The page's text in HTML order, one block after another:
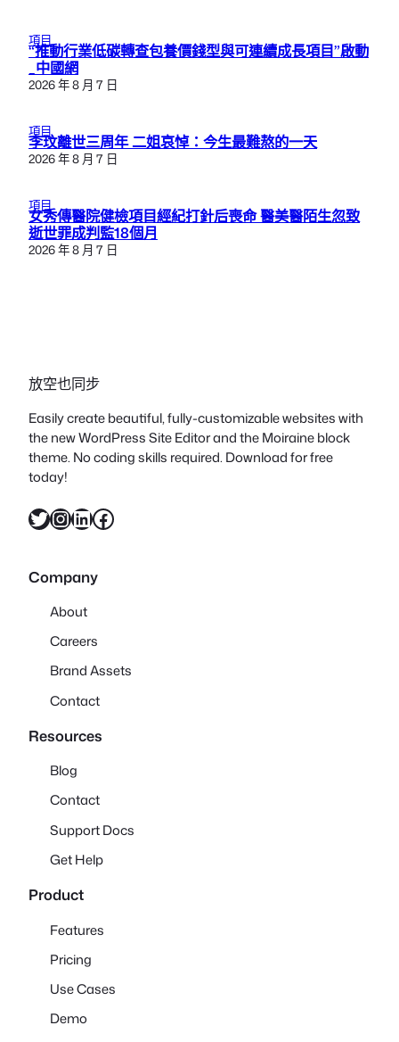
項目
“推動行業低碳轉查包養價錢型與可連續成長項目”啟動
_中國網
2026 年 8 月 7 日
項目
李玟離世三周年 二姐哀悼：今生最難熬的一天
2026 年 8 月 7 日
項目
女秀傳醫院健檢項目經紀打針后喪命 醫美醫陌生忽致
逝世罪成判監18個月
2026 年 8 月 7 日
放空也同步
Easily create beautiful, fully-customizable websites with
the new WordPress Site Editor and the Moiraine block
theme. No coding skills required. Download for free
today!
X InstagramLinkedIn Facebook
Company
About
Careers
Brand Assets
Contact
Resources
Blog
Contact
Support Docs
Get Help
Product
Features
Pricing
Use Cases
Demo